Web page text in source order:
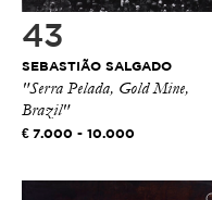
43
SEBASTIÃO SALGADO
"Serra Pelada, Gold Mine,
Brazil"
7.000 - 10.000